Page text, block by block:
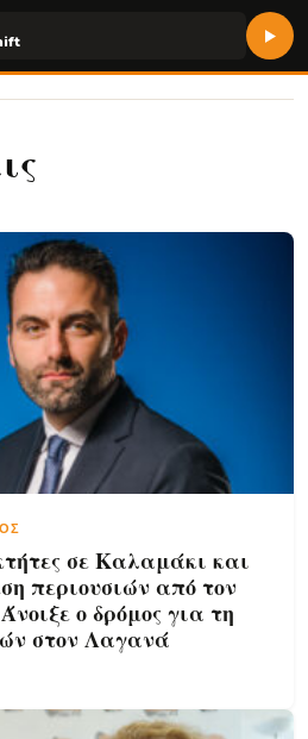
σε Καλαμάκι και
περιουσιών από τον
ο δρόμος για τη
στον Λαγανά